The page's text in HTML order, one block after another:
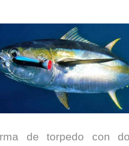
de torpedo con